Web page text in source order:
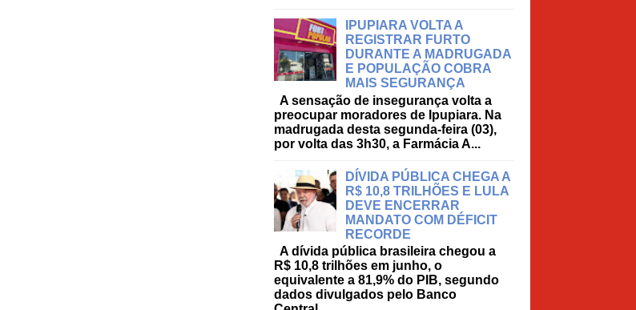
IPUPIARA VOLTA A
REGISTRAR FURTO
DURANTE A MADRUGADA
E POPULAÇÃO COBRA
MAIS SEGURANÇA
A sensação de insegurança volta a
preocupar moradores de Ipupiara. Na
madrugada desta segunda-feira (03),
por volta das 3h30, a Farmácia A...
DÍVIDA PÚBLICA CHEGA A
R$ 10,8 TRILHÕES E LULA
DEVE ENCERRAR
MANDATO COM DÉFICIT
RECORDE
A dívida pública brasileira chegou a
R$ 10,8 trilhões em junho, o
equivalente a 81,9% do PIB, segundo
dados divulgados pelo Banco